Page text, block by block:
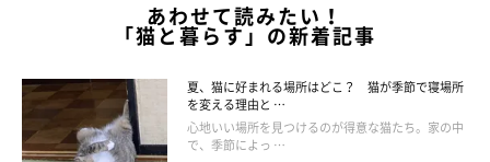
あわせて読みたい！
「猫と暮らす」の新着記事
夏、猫に好まれる場所はどこ？ 猫が季節で寝場所
を変える理由と …
心地いい場所を見つけるのが得意な猫たち。家の中
で、季節によっ …